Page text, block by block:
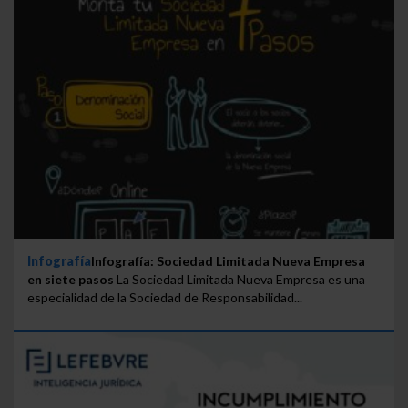
Saber más acerca de las cookies
InfografíaInfografía: Sociedad Limitada Nueva Empresa
en siete pasos La Sociedad Limitada Nueva Empresa es una
especialidad de la Sociedad de Responsabilidad...